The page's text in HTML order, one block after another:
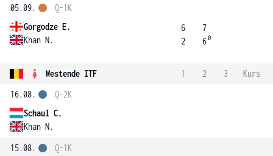
05.09.
Gorgodze E.
Khan N.
Q-1K
6
2
7
60
Westende ITF 1 2 3
Kurs
16.08.
Schaul C.
Khan N.
Q-2K
15.08. Q-1K